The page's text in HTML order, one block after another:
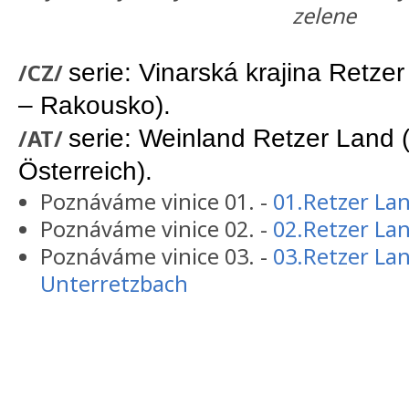
zelene
/CZ/ serie: Vinarská krajina
– Rakousko).
/AT/ serie: Weinland Retzer Land
Österreich).
Poznáváme vinice 01. - 01.Retzer
Poznáváme vinice 02. - 02.Retzer
Poznáváme vinice 03. - 03.Retzer
Unterretzbach